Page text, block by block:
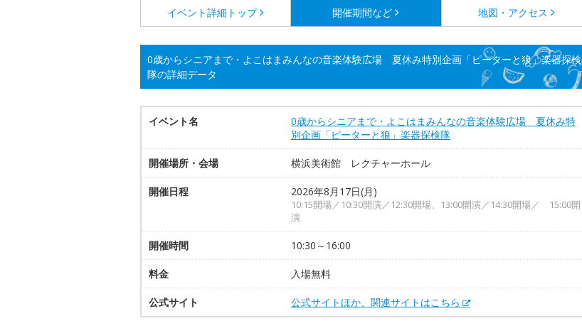
イベント詳細 トップ 開催期間など 地図・アクセス
0歳からシニアまで・よこはまみんなの音楽体験広場 夏休み特別企画「ピーターと狼」楽器探検
隊の詳細データ
イベント名
0歳からシニアまで・よこはまみんなの音楽体験広場 夏休み特
別企画「ピーターと狼」楽器探検隊
開催場所・会場 横浜美術館 レクチャーホール
開催日程 2026年8月17日(月)
10:15開場／10:30開演／12:30開場、13:00開演／14:30開場／ 15:00開
演
開催時間 10:30～16:00
料金 入場無料
公式サイト 公式サイトほか、関連サイトはこちら